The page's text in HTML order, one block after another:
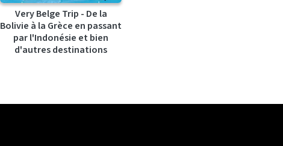
Very Belge Trip - De la
Bolivie à la Grèce en passant
par l'Indonésie et bien
d'autres destinations